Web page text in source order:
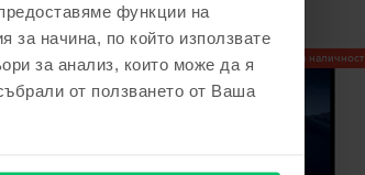
функции на
начина, по който използвате
за анализ, които може да я
от ползването от Ваша
- 136 € Последен в наличност